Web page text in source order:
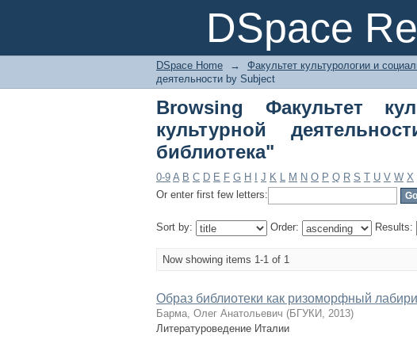
DSpace
Browsing Факультет
Subject "аббатская
DSpace Home → Факультет культурологии и
деятельности by Subject
Browsing Факультет
культурной
библиотека"
0-9 A B C D E F G H J K L M N O P Q R S T U V W X
Or enter first few letters:
Sort by: Order: Results:
Now showing items 1-1 of 1
Образ библиотеки как ризоморфный
Барма, Олег Анатольевич (БГУКИ, 2013)
Литературоведение Италии